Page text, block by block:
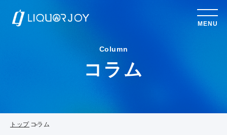
MENU
Column
コラム
トップ コラム